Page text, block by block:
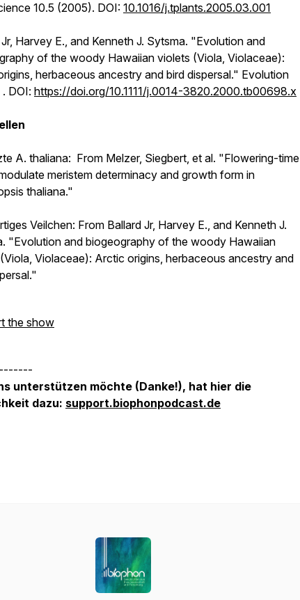
10.5 (2005). DOI: 10.1016/j.tplants.2005.03.001
Harvey E., and Kenneth J. Sytsma. "Evolution and
of the woody Hawaiian violets (Viola, Violaceae):
herbaceous ancestry and bird dispersal." Evolution
DOI: https://doi.org/10.1111/j.0014-3820.2000.tb00698.x
A. thaliana: From Melzer, Siegbert, et al. "Flowering-time
meristem determinacy and growth form in
thaliana."
Veilchen: From Ballard Jr, Harvey E., and Kenneth J.
"Evolution and biogeography of the woody Hawaiian
Violaceae): Arctic origins, herbaceous ancestry and
the show
unterstützen möchte (Danke!), hat hier die
dazu: support.biophonpodcast.de